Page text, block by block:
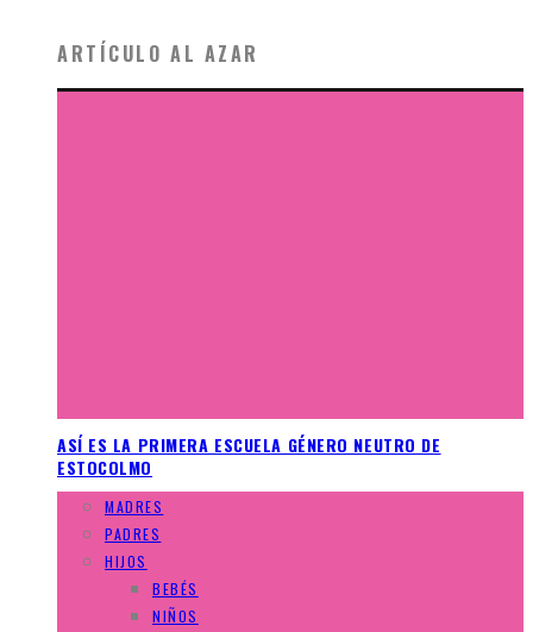
ARTÍCULO AL AZAR
ASÍ ES LA PRIMERA ESCUELA GÉNERO NEUTRO DE
ESTOCOLMO
MADRES
PADRES
HIJOS
BEBÉS
NIÑOS